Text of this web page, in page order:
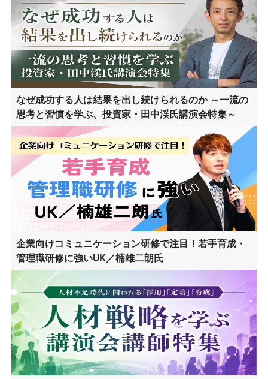
なぜ成功する人は結果を出し続けられるのか ～一流の
思考と習慣を学ぶ、投資家・田中渓氏講演会特集～
企業向けコミュニケーション研修で注目！若手育成・
管理職研修に強いUK／楠雄二朗氏